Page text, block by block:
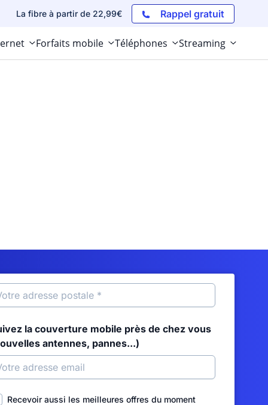
La fibre à partir de 22,99€ Rappel gratuit
Forfaits mobile Téléphones Streaming
la couverture mobile près de chez vous
antennes, pannes...)
Recevoir aussi les meilleures offres du moment